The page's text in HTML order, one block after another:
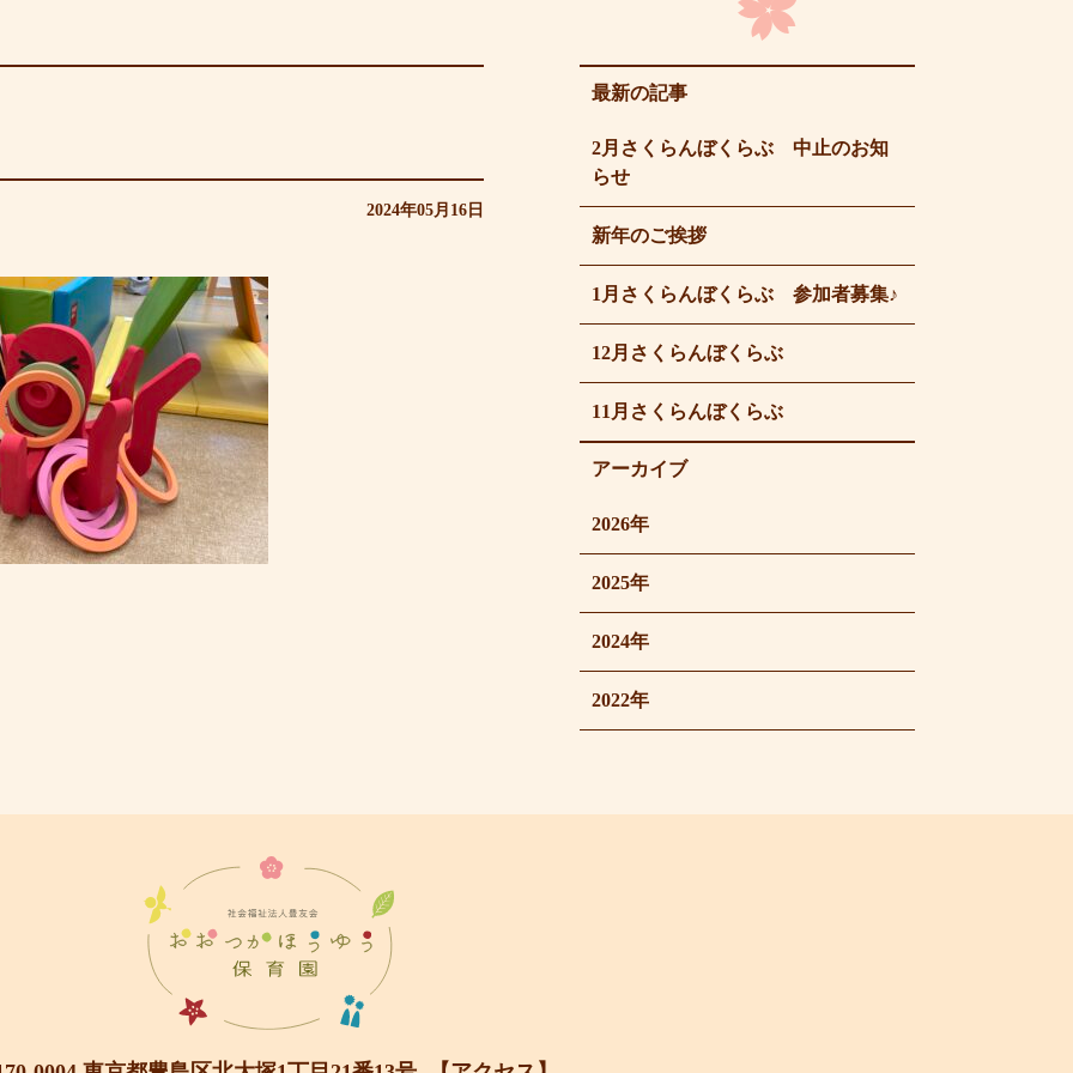
2024年05月16日
最新の記事
2月さくらんぼくらぶ 中止のお知
らせ
新年のご挨拶
1月さくらんぼくらぶ 参加者募集♪
12月さくらんぼくらぶ
11月さくらんぼくらぶ
アーカイブ
2026年
2025年
2024年
2022年